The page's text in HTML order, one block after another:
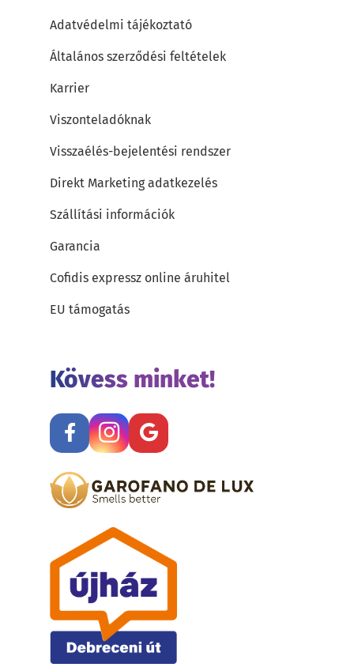
Adatvédelmi tájékoztató
Általános szerződési feltételek
Karrier
Viszonteladóknak
Visszaélés-bejelentési rendszer
Direkt Marketing adatkezelés
Szállítási információk
Garancia
Cofidis expressz online áruhitel
EU támogatás
Kövess minket!